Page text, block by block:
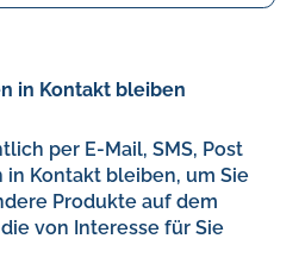
in Kontakt bleiben
per E-Mail, SMS, Post
Kontakt bleiben, um Sie
Produkte auf dem
von Interesse für Sie